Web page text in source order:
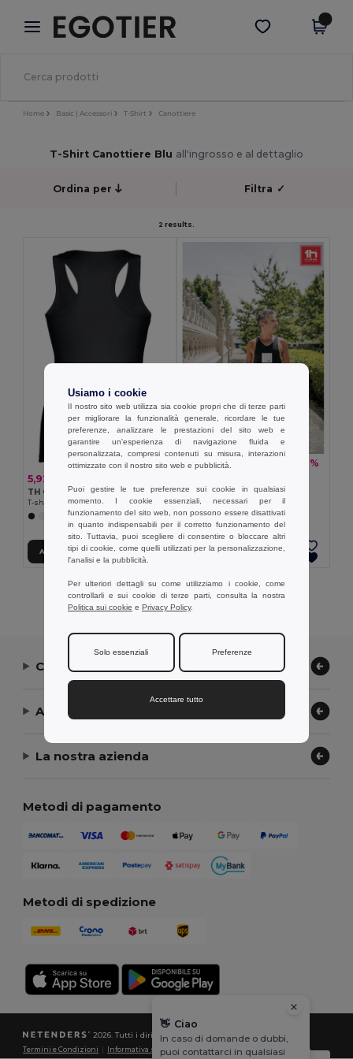
× App Egotier
Prezzi migliori sull'app!
Scarica app
Home Basic | Accessori T-Shirt Canottiere
T-Shirt Canottiere Blu all'ingrosso e al dettaglio
Ordina per Filtra ✓
2 results.
5,92 €
TH Clothes 30120
T-shirt da donna senza maniche in cotone
+2 Colori
Aggiungi al carrello
5,53 €6,76 € -18%
Canotta da uomo
+2 Colori
Aggiungi al carrello
Visualizzazione Di Tutti I Prodotti.
Contattaci
Aiuto or Assistenza
La nostra azienda
Metodi di pagamento
Metodi di spedizione
2026. Tutti i diritti riservati
Termini e Condizioni Informativa sulla privacy|Politica sui cookie|Site Map
Usiamo i cookie
Il nostro sito web utilizza sia cookie propri che di terze parti
per migliorare la funzionalità generale, ricordare le tue
preferenze, analizzare le prestazioni del sito web e
garantire un'esperienza di navigazione fluida e
personalizzata, compresi contenuti su misura, interazioni
ottimizzate con il nostro sito web e pubblicità.
Puoi gestire le tue preferenze sui cookie in qualsiasi
momento. I cookie essenziali, necessari per il
funzionamento del sito web, non possono essere disattivati
in quanto indispensabili per il corretto funzionamento del
sito. Tuttavia, puoi scegliere di consentire o bloccare altri
tipi di cookie, come quelli utilizzati per la personalizzazione,
l'analisi e la pubblicità.
Per ulteriori dettagli su come utilizziamo i cookie, come
controllarli e sui cookie di terze parti, consulta la nostra
Politica sui cookie e Privacy Policy.
Solo essenziali Preferenze
Accettare tutto
👋 Ciao
In caso di domande o dubbi,
puoi contattarci in qualsiasi